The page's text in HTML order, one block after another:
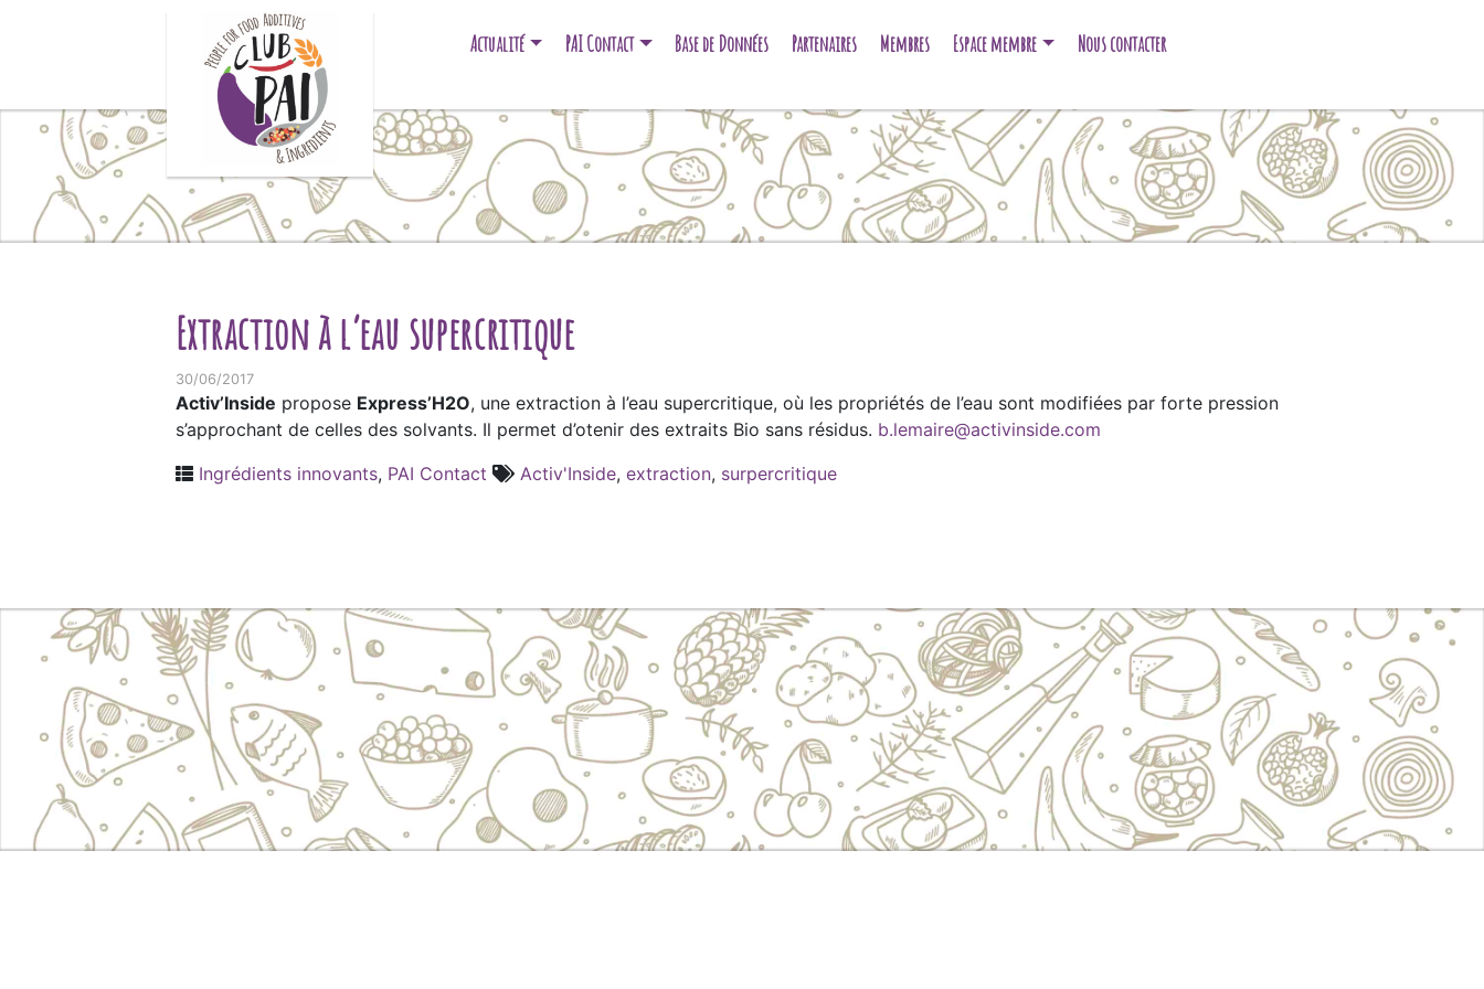
Actualité PAI Contact Base de Données Partenaires Membres Espace membre Nous contacter
Extraction à l’eau supercritique
30/06/2017
Activ’Inside propose Express’H2O, une extraction à l’eau supercritique, où les propriétés de l’eau sont modifiées par forte pression
s’approchant de celles des solvants. Il permet d’otenir des extraits Bio sans résidus. b.lemaire@activinside.com
Ingrédients innovants, PAI Contact Activ'Inside, extraction, surpercritique